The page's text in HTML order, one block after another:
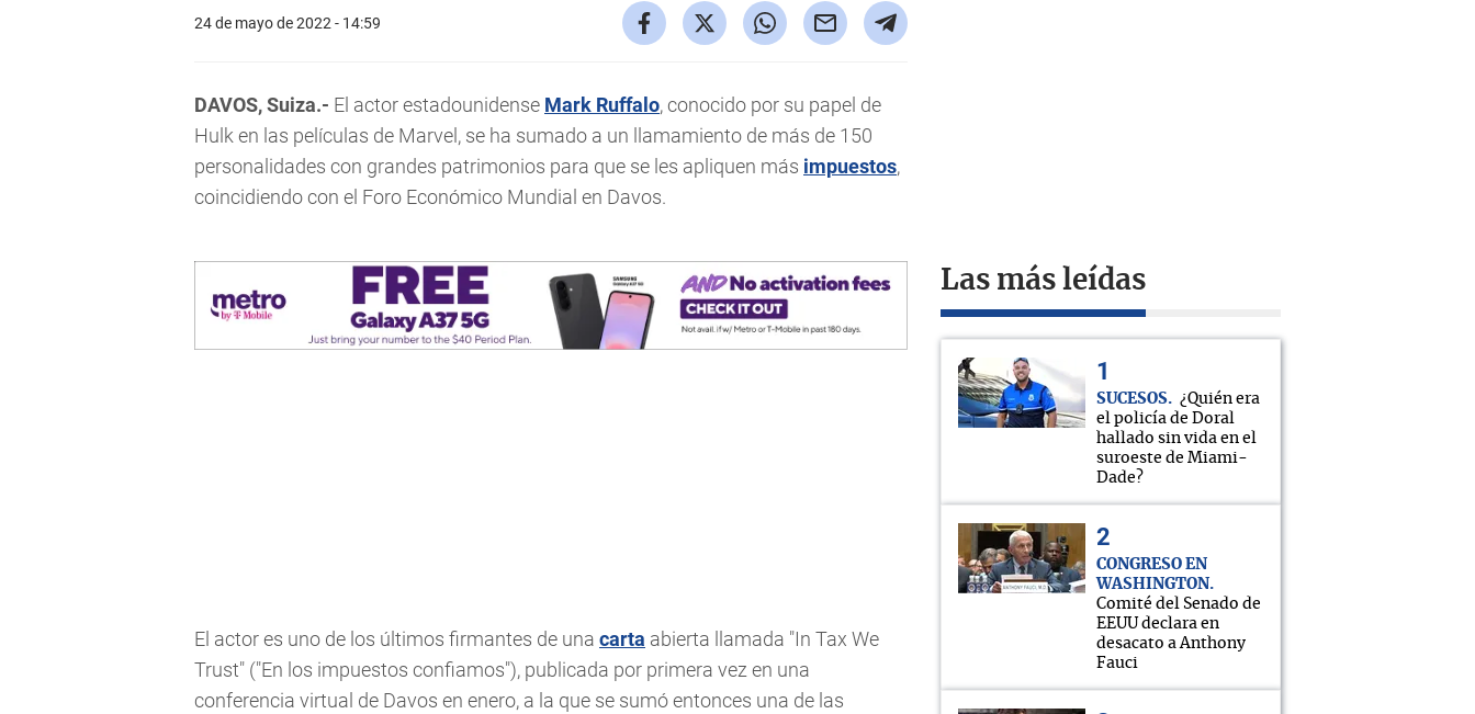
24 de mayo de 2022 - 14:59
DAVOS, Suiza.- El actor estadounidense Mark Ruffalo, conocido por su papel de
Hulk en las películas de Marvel, se ha sumado a un llamamiento de más de 150
personalidades con grandes patrimonios para que se les apliquen más impuestos,
coincidiendo con el Foro Económico Mundial en Davos.
El actor es uno de los últimos firmantes de una carta abierta llamada "In Tax We
Trust" ("En los impuestos confiamos"), publicada por primera vez en una
conferencia virtual de Davos en enero, a la que se sumó entonces una de las
Las más leídas
SUCESOS
¿Quién era
el policía de Doral
hallado sin vida en el
suroeste de Miami-
Dade?
CONGRESO EN
WASHINGTON
Comité del Senado de
EEUU declara en
desacato a Anthony
Fauci